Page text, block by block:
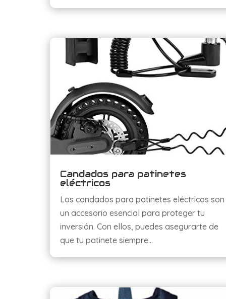
Candados para patinetes
eléctricos
Los candados para patinetes eléctricos son
un accesorio esencial para proteger tu
inversión. Con ellos, puedes asegurarte de
que tu patinete siempre…